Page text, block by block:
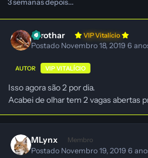
3 semanas depois...
Zerothar VIP Vitalício
Postado Novembro 18, 20196
AUTOR VIP VITALÍCIO
Isso agora são 2 por dia.
Acabei de olhar tem 2 vagas abertas
MLynx Membro
Postado Novembro 19, 20196